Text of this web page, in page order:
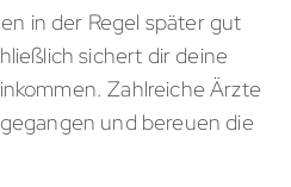
in der Regel später gut
sichert dir deine
Zahlreiche Ärzte
und bereuen die